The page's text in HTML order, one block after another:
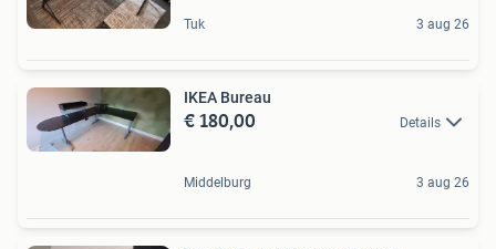
Tuk 3 aug 26
IKEA Bureau
€ 180,00 Details
Middelburg 3 aug 26